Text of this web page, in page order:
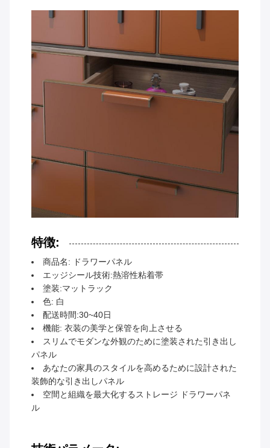
特徴:
商品名: ドラワーパネル
エッジシール技術:熱溶性粘着帯
塗装:マットラック
色: 白
配送時間:30~40日
機能: 衣装の美学と保管を向上させる
スリムでモダンな外観のために塗装された引き出し
パネル
あなたの家具のスタイルを高めるために設計された
装飾的な引き出しパネル
空間と組織を最大化するストレージ ドラワーパネ
ル